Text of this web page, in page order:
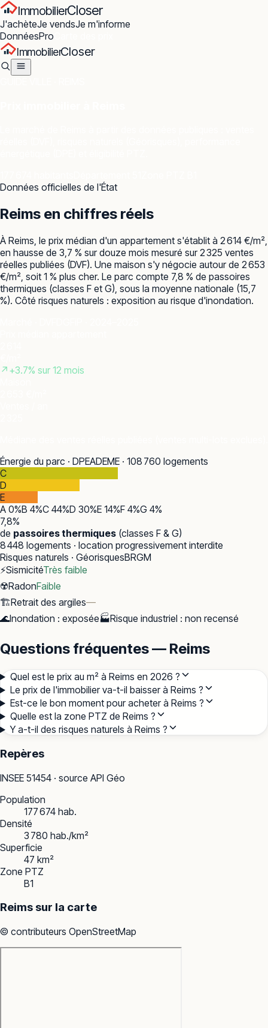
ImmobilierCloser
J'achèteJe vendsJe m'informe
DonnéesPro
ImmobilierCloser
Données officielles de l'État
Reims en chiffres réels
À Reims, le prix médian d'un appartement s'établit à 2 614 €/m²,
en hausse de 3,7 % sur douze mois mesuré sur 2 325 ventes
réelles publiées (DVF). Une maison s'y négocie autour de 2 653
€/m², soit 1 % plus cher. Le parc compte 7,8 % de passoires
thermiques (classes F et G), sous la moyenne nationale (15,7
%). Côté risques naturels : exposition au risque d'inondation.
↗ +3.7% sur 12 mois
Énergie du parc · DPEADEME · 108 760 logements
C
D
E
A 0%B 4%C 44%D 30%E 14%F 4%G 4%
7,8%
de passoires thermiques (classes F & G)
8 448 logements · location progressivement interdite
Risques naturels · GéorisquesBRGM
⚡SismicitéTrès faible
☢️RadonFaible
🏗️Retrait des argiles—
🌊Inondation : exposée🏭Risque industriel : non recensé
Questions fréquentes — Reims
Quel est le prix au m² à Reims en 2026 ?
Le prix de l'immobilier va-t-il baisser à Reims ?
Est-ce le bon moment pour acheter à Reims ?
Quelle est la zone PTZ de Reims ?
Y a-t-il des risques naturels à Reims ?
Repères
INSEE 51454 · source API Géo
Population
177 674 hab.
Densité
3 780 hab./km²
Superficie
47 km²
Zone PTZ
B1
Reims sur la carte
© contributeurs OpenStreetMap